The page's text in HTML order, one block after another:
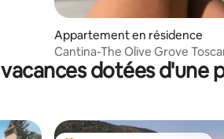
Appartement en résidence
Cantina-The Olive Grove
dotées d'une